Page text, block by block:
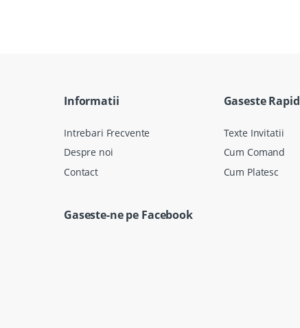
Informatii
Intrebari Frecvente
Despre noi
Contact
Gaseste Rapid
Texte Invitatii
Cum Comand
Cum Platesc
Gaseste-ne pe Facebook